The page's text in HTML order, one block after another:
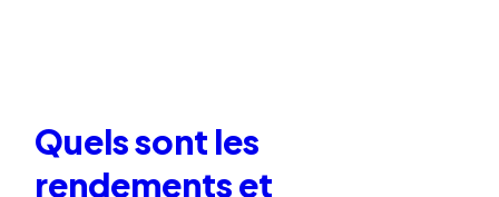
Quels sont les
rendements et